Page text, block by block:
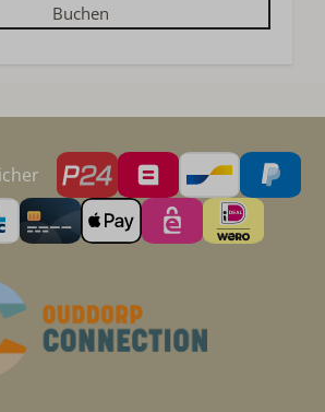
Buchen